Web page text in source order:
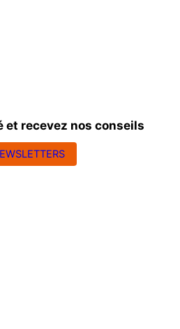
et recevez nos conseils